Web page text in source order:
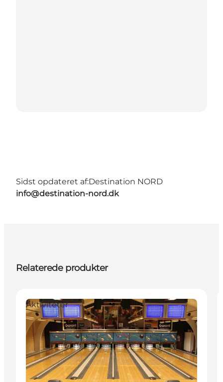
Sidst opdateret af:Destination NORD
info@destination-nord.dk
Relaterede produkter
Aktiviteter